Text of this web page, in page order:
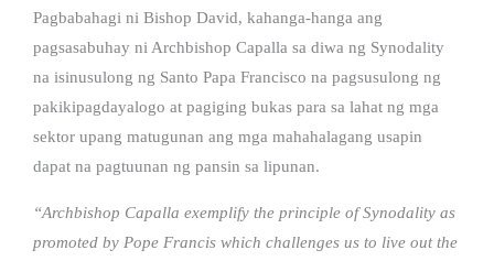
Pagbabahagi ni Bishop David, kahanga-hanga ang
pagsasabuhay ni Archbishop Capalla sa diwa ng Synodality
na isinusulong ng Santo Papa Francisco na pagsusulong ng
pakikipagdayalogo at pagiging bukas para sa lahat ng mga
sektor upang matugunan ang mga mahahalagang usapin
dapat na pagtuunan ng pansin sa lipunan.
“Archbishop Capalla exemplify the principle of Synodality as
promoted by Pope Francis which challenges us to live out the